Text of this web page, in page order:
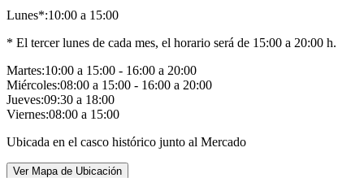
Lunes*:10:00 a 15:00
* El tercer lunes de cada mes, el horario será de 15:00 a 20:00 h.
Martes:10:00 a 15:00 - 16:00 a 20:00
Miércoles:08:00 a 15:00 - 16:00 a 20:00
Jueves:09:30 a 18:00
Viernes:08:00 a 15:00
Ubicada en el casco histórico junto al Mercado
Ver Mapa de Ubicación